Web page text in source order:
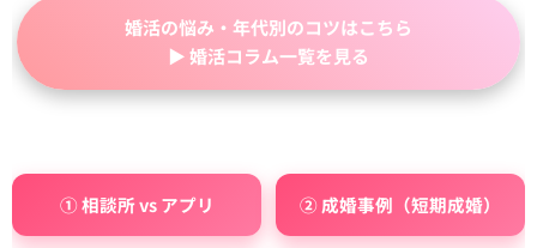
婚活の悩み・年代別のコツはこちら
▶ 婚活コラム一覧を見る
① 相談所 vs アプリ ② 成婚事例（短期成婚）